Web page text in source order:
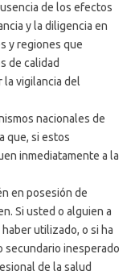
de los efectos
y la diligencia en
y regiones que
de calidad
la vigilancia del
nacionales de
que, si estos
inmediatamente a la
en posesión de
Si usted o alguien a
utilizado, o si ha
inesperado
de la salud